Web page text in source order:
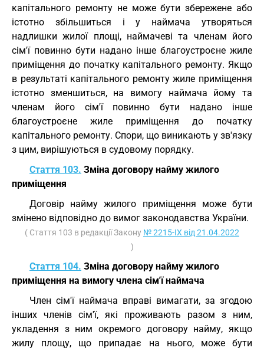
капітального ремонту не може бути збережене або
істотно збільшиться і у наймача утворяться
надлишки жилої площі, наймачеві та членам його
сім'ї повинно бути надано інше благоустроєне жиле
приміщення до початку капітального ремонту. Якщо
в результаті капітального ремонту жиле приміщення
істотно зменшиться, на вимогу наймача йому та
членам його сім'ї повинно бути надано інше
благоустроєне жиле приміщення до початку
капітального ремонту. Спори, що виникають у зв'язку
з цим, вирішуються в судовому порядку.
Стаття 103. Зміна договору найму жилого
приміщення
Договір найму жилого приміщення може бути
змінено відповідно до вимог законодавства України.
( Стаття 103 в редакції Закону № 2215-IX від 21.04.2022
)
Стаття 104. Зміна договору найму жилого
приміщення на вимогу члена сім'ї наймача
Член сім'ї наймача вправі вимагати, за згодою
інших членів сім'ї, які проживають разом з ним,
укладення з ним окремого договору найму, якщо
жилу площу, що припадає на нього, може бути